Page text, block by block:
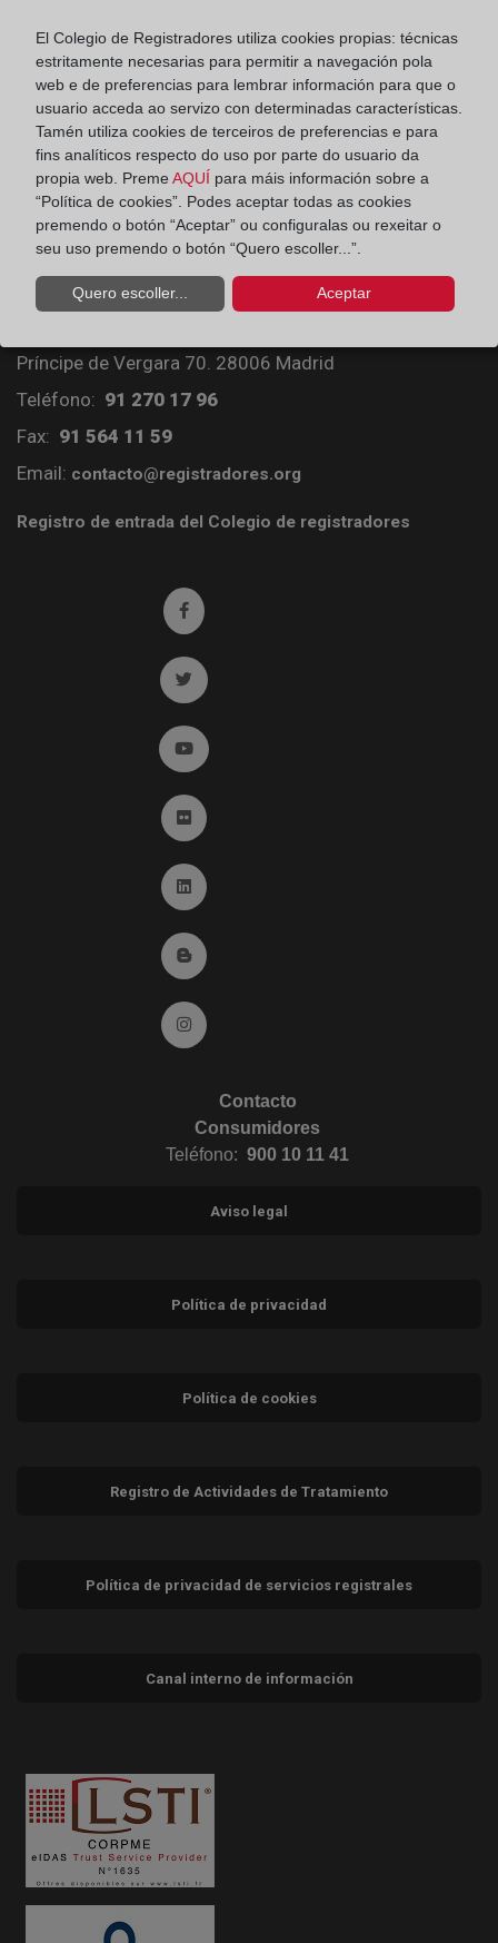
¿Cómo se inscribe una cancelación de
hipoteca?
Colegio de Registradores
Príncipe de Vergara 70. 28006 Madrid
Teléfono: 91 270 17 96
Fax: 91 564 11 59
Email: contacto@registradores.org
Registro de entrada del Colegio de registradores
Ir a facebook (abre en ventana nueva)
Ir a twitter (abre en ventana nueva)
Ir a YouTube (abre en ventana nueva)
Ir a Flickr (abre en ventana nueva)
Ir a Linkedin (abre en ventana nueva)
Ir al Blog (abre en ventana nueva)
Ir a Instagram (abre en ventana nueva)
Contacto
Consumidores
Teléfono: 900 10 11 41
Aviso legal
Política de privacidad
Política de cookies
Registro de Actividades de Tratamiento
Política de privacidad de servicios registrales
Canal interno de información
El Colegio de Registradores utiliza cookies propias: técnicas
estritamente necesarias para permitir a navegación pola
web e de preferencias para lembrar información para que o
usuario acceda ao servizo con determinadas características.
Tamén utiliza cookies de terceiros de preferencias e para
fins analíticos respecto do uso por parte do usuario da
propia web. Preme AQUÍ para máis información sobre a
“Política de cookies”. Podes aceptar todas as cookies
premendo o botón “Aceptar” ou configuralas ou rexeitar o
seu uso premendo o botón “Quero escoller...”.
Quero escoller... Aceptar